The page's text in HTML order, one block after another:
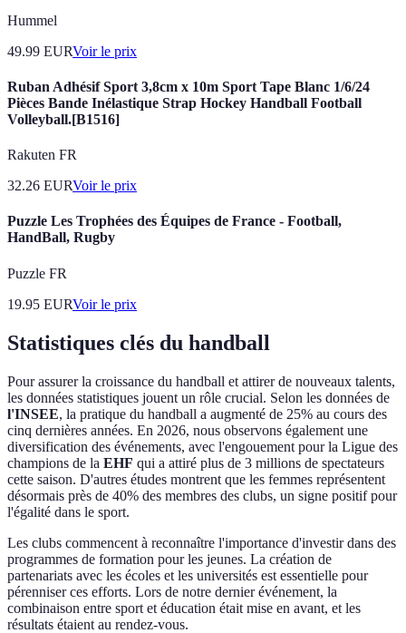
Hummel
49.99 EURVoir le prix
Ruban Adhésif Sport 3,8cm x 10m Sport Tape Blanc 1/6/24
Pièces Bande Inélastique Strap Hockey Handball Football
Volleyball.[B1516]
Rakuten FR
32.26 EURVoir le prix
Puzzle Les Trophées des Équipes de France - Football,
HandBall, Rugby
Puzzle FR
19.95 EURVoir le prix
Statistiques clés du handball
Pour assurer la croissance du handball et attirer de nouveaux talents,
les données statistiques jouent un rôle crucial. Selon les données de
l'INSEE, la pratique du handball a augmenté de 25% au cours des
cinq dernières années. En 2026, nous observons également une
diversification des événements, avec l'engouement pour la Ligue des
champions de la EHF qui a attiré plus de 3 millions de spectateurs
cette saison. D'autres études montrent que les femmes représentent
désormais près de 40% des membres des clubs, un signe positif pour
l'égalité dans le sport.
Les clubs commencent à reconnaître l'importance d'investir dans des
programmes de formation pour les jeunes. La création de
partenariats avec les écoles et les universités est essentielle pour
pérenniser ces efforts. Lors de notre dernier événement, la
combinaison entre sport et éducation était mise en avant, et les
résultats étaient au rendez-vous.